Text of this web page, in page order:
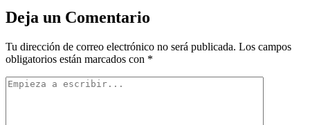
Deja un Comentario
Tu dirección de correo electrónico no será publicada. Los campos
obligatorios están marcados con *